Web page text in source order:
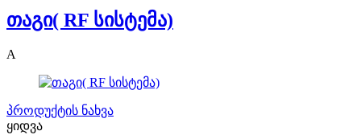
თაგი( RF სისტემა)
A
პროდუქტის ნახვა
ყიდვა